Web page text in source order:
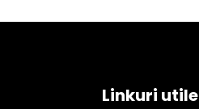
Linkuri utile